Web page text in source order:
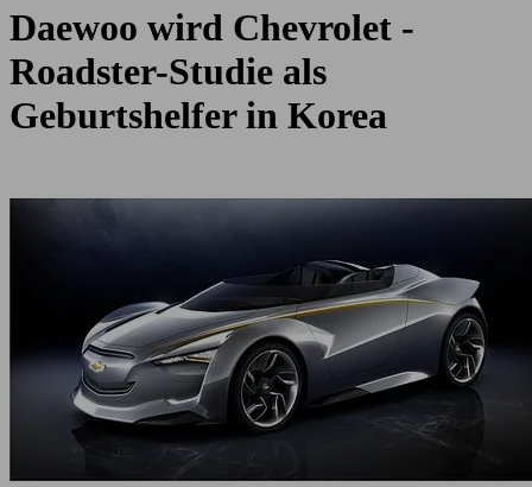
Daewoo wird Chevrolet -
Roadster-Studie als
Geburtshelfer in Korea